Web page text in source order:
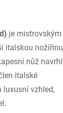
je mistrovským
italskou nožířinu
nůž navrhl
italské
luxusní vzhled,